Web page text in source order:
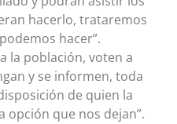
hacerlo, trataremos
hacer”.
la población, voten a
y se informen, toda
de quien la
opción que nos dejan”.